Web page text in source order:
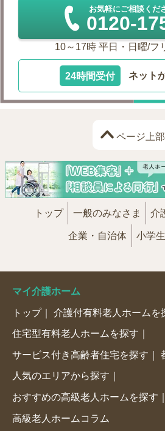
お気軽にご相談くだ
0120-
10～17時 平日・日曜/フ
24時間受付 ネット
ページ上
トップ 一般のみなさま 介
企業・自治体 小学
マイ介護ホーム
トップ 介護付有料老人ホームを
住宅型有料老人ホームを探す
サービス付き高齢者住宅を探す
人気のエリアから探す
おすすめの高級老人ホームを探す
高級老人ホームコラム